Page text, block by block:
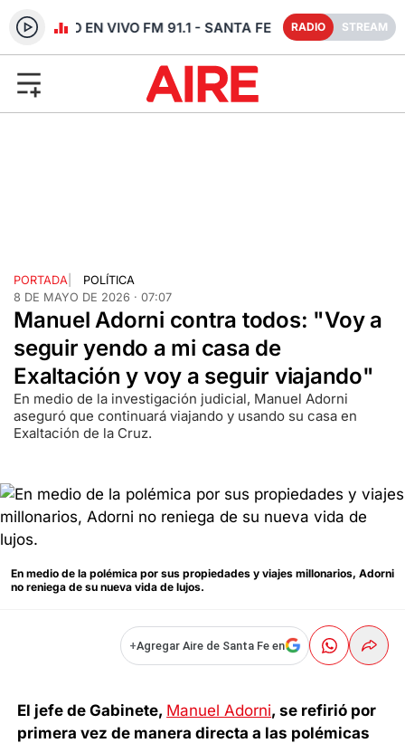
RADIO EN VIVO FM 91.1 - SANTA FE RADIO STREAM
PORTADA
POLÍTICA
8 DE MAYO DE 2026 · 07:07
Manuel Adorni contra todos: "Voy a
seguir yendo a mi casa de
Exaltación y voy a seguir viajando"
En medio de la investigación judicial, Manuel Adorni
aseguró que continuará viajando y usando su casa en
Exaltación de la Cruz.
En medio de la polémica por sus propiedades y viajes millonarios, Adorni
no reniega de su nueva vida de lujos.
+Agregar Aire de Santa Fe en
El jefe de Gabinete, Manuel Adorni, se refirió por
primera vez de manera directa a las polémicas